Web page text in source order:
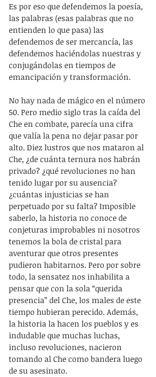
Es por eso que defendemos la poesía,
las palabras (esas palabras que no
entienden lo que pasa) las
defendemos de ser mercancía, las
defendemos haciéndolas nuestras y
conjugándolas en tiempos de
emancipación y transformación.
No hay nada de mágico en el número
50. Pero medio siglo tras la caída del
Che en combate, parecía una cifra
que valía la pena no dejar pasar por
alto. Diez lustros que nos mataron al
Che, ¿de cuánta ternura nos habrán
privado? ¿qué revoluciones no han
tenido lugar por su ausencia?
¿cuántas injusticias se han
perpetuado por su falta? Imposible
saberlo, la historia no conoce de
conjeturas improbables ni nosotros
tenemos la bola de cristal para
aventurar que otros presentes
pudieron habitarnos. Pero por sobre
todo, la sensatez nos inhabilita a
pensar que con la sola “querida
presencia” del Che, los males de este
tiempo hubieran perecido. Además,
la historia la hacen los pueblos y es
indudable que muchas luchas,
incluso revoluciones, nacieron
tomando al Che como bandera luego
de su asesinato.